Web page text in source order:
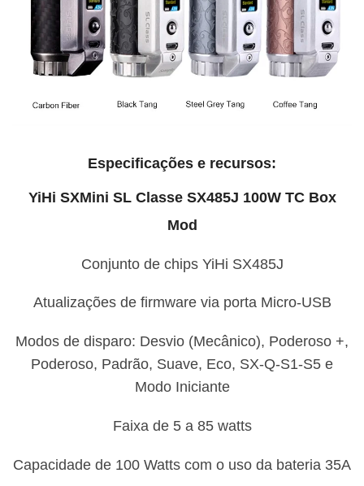
Especificações e recursos:
YiHi SXMini SL Classe SX485J 100W TC Box
Mod
Conjunto de chips YiHi SX485J
Atualizações de firmware via porta Micro-USB
Modos de disparo: Desvio (Mecânico), Poderoso +,
Poderoso, Padrão, Suave, Eco, SX-Q-S1-S5 e
Modo Iniciante
Faixa de 5 a 85 watts
Capacidade de 100 Watts com o uso da bateria 35A